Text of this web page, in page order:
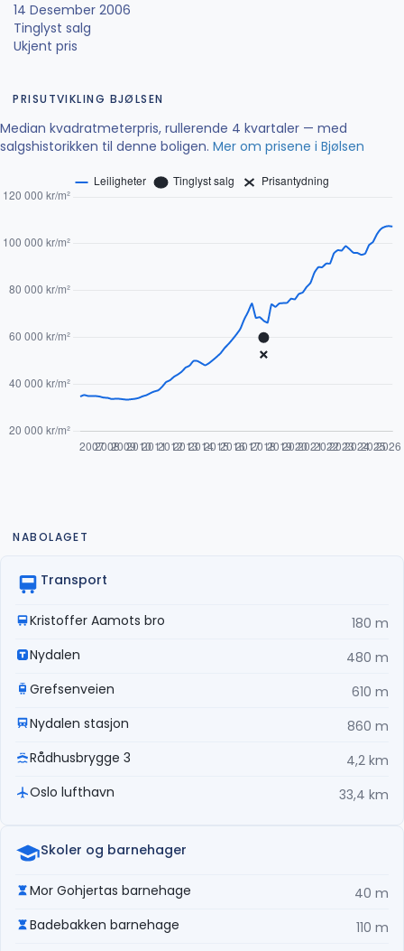
14 Desember 2006
Tinglyst salg
Ukjent pris
PRISUTVIKLING BJØLSEN
Median kvadratmeterpris, rullerende 4 kvartaler — med
salgshistorikken til denne boligen. Mer om prisene i Bjølsen
NABOLAGET
Transport
Kristoffer Aamots bro
180 m
Nydalen
480 m
Grefsenveien
610 m
Nydalen stasjon
860 m
Rådhusbrygge 3
4,2 km
Oslo lufthavn
33,4 km
Skoler og barnehager
Mor Gohjertas barnehage
40 m
Badebakken barnehage
110 m